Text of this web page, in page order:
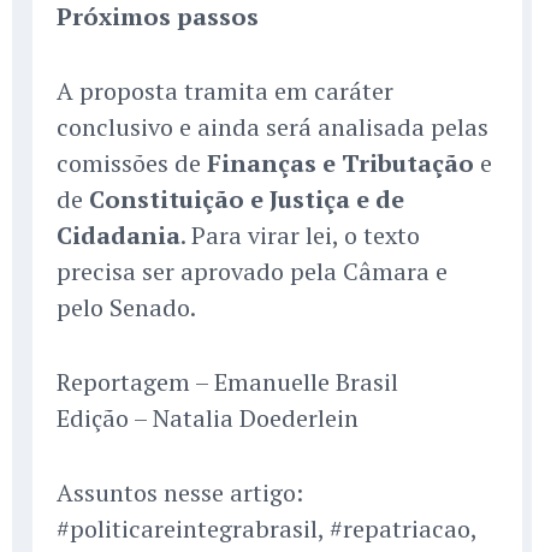
Próximos passos
A proposta tramita em caráter
conclusivo e ainda será analisada pelas
comissões de Finanças e Tributação e
de Constituição e Justiça e de
Cidadania. Para virar lei, o texto
precisa ser aprovado pela Câmara e
pelo Senado.
Reportagem – Emanuelle Brasil
Edição – Natalia Doederlein
Assuntos nesse artigo:
#politicareintegrabrasil, #repatriacao,